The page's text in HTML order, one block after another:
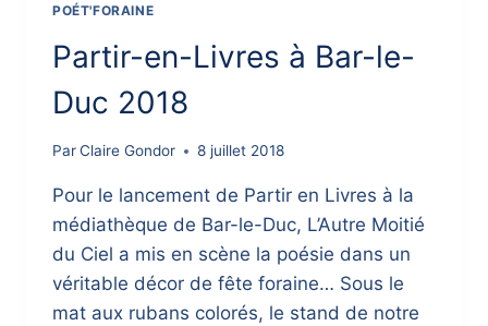
POÉT'FORAINE
Partir-en-Livres à Bar-le-
Duc 2018
ParClaire Gondor 8 juillet 2018
Pour le lancement de Partir en Livres à la
médiathèque de Bar-le-Duc, L’Autre Moitié
du Ciel a mis en scène la poésie dans un
véritable décor de fête foraine… Sous le
mat aux rubans colorés, le stand de notre